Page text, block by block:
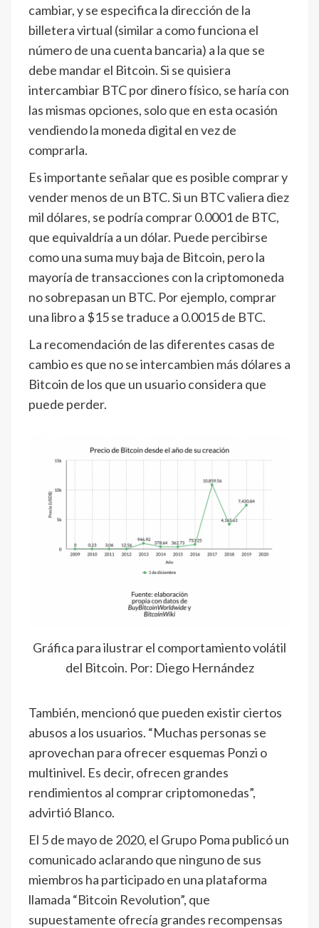
cambiar, y se especifica la dirección de la
billetera virtual (similar a como funciona el
número de una cuenta bancaria) a la que se
debe mandar el Bitcoin. Si se quisiera
intercambiar BTC por dinero físico, se haría con
las mismas opciones, solo que en esta ocasión
vendiendo la moneda digital en vez de
comprarla.
Es importante señalar que es posible comprar y
vender menos de un BTC. Si un BTC valiera diez
mil dólares, se podría comprar 0.0001 de BTC,
que equivaldría a un dólar. Puede percibirse
como una suma muy baja de Bitcoin, pero la
mayoría de transacciones con la criptomoneda
no sobrepasan un BTC. Por ejemplo, comprar
una libro a $15 se traduce a 0.0015 de BTC.
La recomendación de las diferentes casas de
cambio es que no se intercambien más dólares a
Bitcoin de los que un usuario considera que
puede perder.
Gráfica para ilustrar el comportamiento volátil
del Bitcoin. Por: Diego Hernández
También, mencionó que pueden existir ciertos
abusos a los usuarios. “Muchas personas se
aprovechan para ofrecer esquemas Ponzi o
multinivel. Es decir, ofrecen grandes
rendimientos al comprar criptomonedas”,
advirtió Blanco.
El 5 de mayo de 2020, el Grupo Poma publicó un
comunicado aclarando que ninguno de sus
miembros ha participado en una plataforma
llamada “Bitcoin Revolution”, que
supuestamente ofrecía grandes recompensas